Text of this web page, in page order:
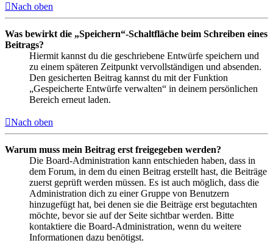
Nach oben
Was bewirkt die „Speichern“-Schaltfläche beim Schreiben eines
Beitrags?
Hiermit kannst du die geschriebene Entwürfe speichern und
zu einem späteren Zeitpunkt vervollständigen und absenden.
Den gesicherten Beitrag kannst du mit der Funktion
„Gespeicherte Entwürfe verwalten“ in deinem persönlichen
Bereich erneut laden.
Nach oben
Warum muss mein Beitrag erst freigegeben werden?
Die Board-Administration kann entschieden haben, dass in
dem Forum, in dem du einen Beitrag erstellt hast, die Beiträge
zuerst geprüft werden müssen. Es ist auch möglich, dass die
Administration dich zu einer Gruppe von Benutzern
hinzugefügt hat, bei denen sie die Beiträge erst begutachten
möchte, bevor sie auf der Seite sichtbar werden. Bitte
kontaktiere die Board-Administration, wenn du weitere
Informationen dazu benötigst.